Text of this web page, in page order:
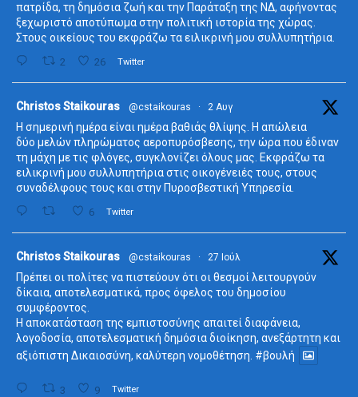
πατρίδα, τη δημόσια ζωή και την Παράταξη της ΝΔ, αφήνοντας
ξεχωριστό αποτύπωμα στην πολιτική ιστορία της χώρας.
Στους οικείους του εκφράζω τα ειλικρινή μου συλλυπητήρια.
2 26 Twitter
Christos Staikouras @cstaikouras · 2 Αυγ
Η σημερινή ημέρα είναι ημέρα βαθιάς θλίψης. Η απώλεια
δύο μελών πληρώματος αεροπυρόσβεσης, την ώρα που έδιναν
τη μάχη με τις φλόγες, συγκλονίζει όλους μας. Εκφράζω τα
ειλικρινή μου συλλυπητήρια στις οικογένειές τους, στους
συναδέλφους τους και στην Πυροσβεστική Υπηρεσία.
6 Twitter
Christos Staikouras @cstaikouras · 27 Ιούλ
Πρέπει οι πολίτες να πιστεύουν ότι οι θεσμοί λειτουργούν
δίκαια, αποτελεσματικά, προς όφελος του δημοσίου
συμφέροντος.
Η αποκατάσταση της εμπιστοσύνης απαιτεί διαφάνεια,
λογοδοσία, αποτελεσματική δημόσια διοίκηση, ανεξάρτητη και
αξιόπιστη Δικαιοσύνη, καλύτερη νομοθέτηση. #βουλή
3 9 Twitter